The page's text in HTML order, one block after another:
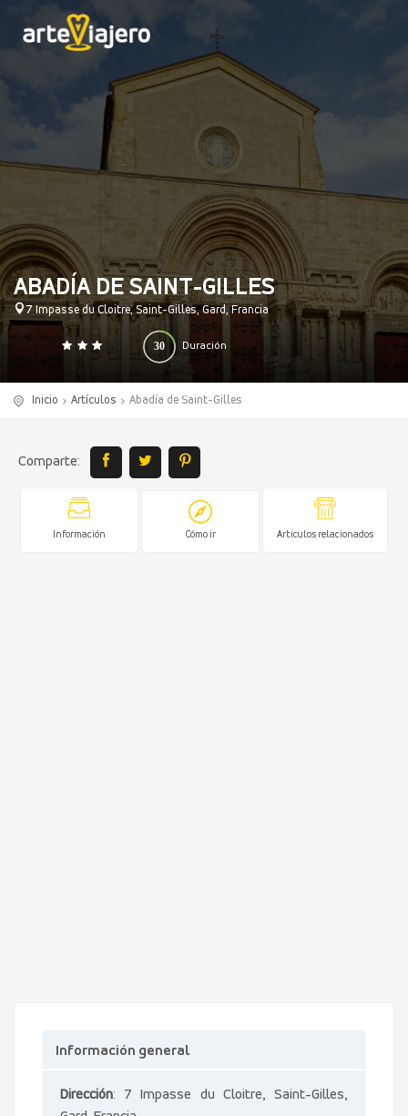
ABADÍA DE SAINT-GILLES
7 Impasse du Cloitre, Saint-Gilles, Gard, Francia
Duración
30
0 140
Inicio Artículos Abadía de Saint-Gilles
Comparte:
Información Cómo ir Artículos relacionados
Información general
Dirección: 7 Impasse du Cloitre, Saint-Gilles,